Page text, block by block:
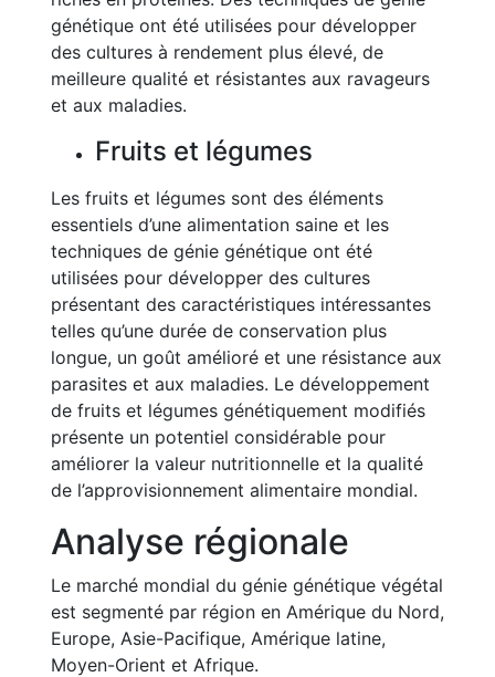
génétique ont été utilisées pour développer
des cultures à rendement plus élevé, de
meilleure qualité et résistantes aux ravageurs
et aux maladies.
Fruits et légumes
Les fruits et légumes sont des éléments
essentiels d’une alimentation saine et les
techniques de génie génétique ont été
utilisées pour développer des cultures
présentant des caractéristiques intéressantes
telles qu’une durée de conservation plus
longue, un goût amélioré et une résistance aux
parasites et aux maladies. Le développement
de fruits et légumes génétiquement modifiés
présente un potentiel considérable pour
améliorer la valeur nutritionnelle et la qualité
de l’approvisionnement alimentaire mondial.
Analyse régionale
Le marché mondial du génie génétique végétal
est segmenté par région en Amérique du Nord,
Europe, Asie-Pacifique, Amérique latine,
Moyen-Orient et Afrique.